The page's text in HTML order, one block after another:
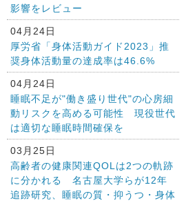
影響をレビュー
04月24日
厚労省「身体活動ガイド2023」推
奨身体活動量の達成率は46.6%
04月24日
睡眠不足が"働き盛り世代"の心房細
動リスクを高める可能性 現役世代
は適切な睡眠時間確保を
03月25日
高齢者の健康関連QOLは2つの軌跡
に分かれる 名古屋大学らが12年
追跡研究、睡眠の質・抑うつ・身体